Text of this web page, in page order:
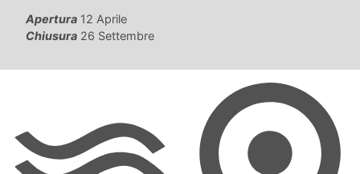
Apertura 12 Aprile
Chiusura 26 Settembre